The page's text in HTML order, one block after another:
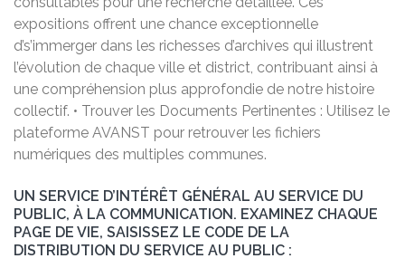
expositions offrent une chance exceptionnelle
d’s’immerger dans les richesses d’archives qui illustrent
l’évolution de chaque ville et district, contribuant ainsi à
une compréhension plus approfondie de notre histoire
collectif. • Trouver les Documents Pertinentes : Utilisez le
plateforme AVANST pour retrouver les fichiers
numériques des multiples communes.
UN SERVICE D’INTÉRÊT GÉNÉRAL AU SERVICE DU
PUBLIC, À LA COMMUNICATION. EXAMINEZ CHAQUE
PAGE DE VIE, SAISISSEZ LE CODE DE LA
DISTRIBUTION DU SERVICE AU PUBLIC :